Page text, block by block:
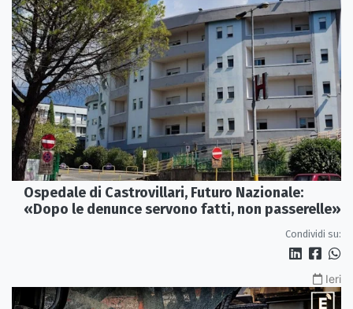
Ospedale di Castrovillari, Futuro Nazionale:
«Dopo le denunce servono fatti, non passerelle»
Condividi su:
Ieri